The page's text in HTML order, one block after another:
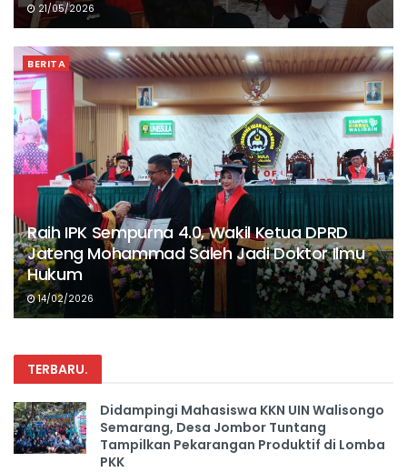
21/05/2026
BERITA
Raih IPK Sempurna 4.0, Wakil Ketua DPRD
Jateng Mohammad Saleh Jadi Doktor Ilmu
Hukum
14/02/2026
TERBARU.
Didampingi Mahasiswa KKN UIN Walisongo
Semarang, Desa Jombor Tuntang
Tampilkan Pekarangan Produktif di Lomba
PKK